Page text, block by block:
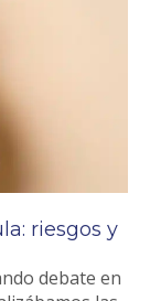
riesgos y
debate en